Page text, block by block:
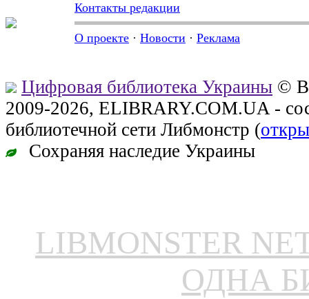
Контакты редакции
О проекте · Новости · Реклама
Цифровая библиотека Украины ©
2009-2026, ELIBRARY.COM.UA -
библиотечной сети Либмонстр (
Сохраняя наследие Украины
LIBMONSTER
ОДНА